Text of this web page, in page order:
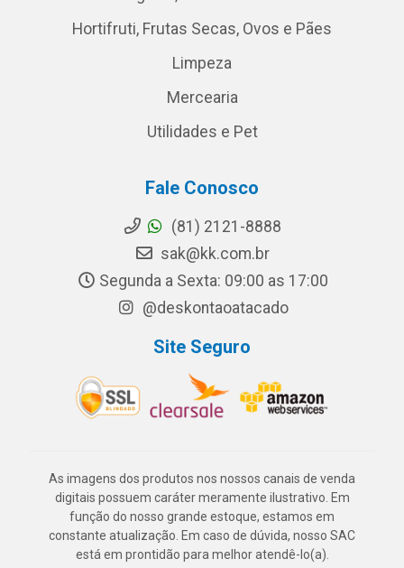
Hortifruti, Frutas Secas, Ovos e Pães
Limpeza
Mercearia
Utilidades e Pet
Fale Conosco
(81) 2121-8888
sak@kk.com.br
Segunda a Sexta: 09:00 as 17:00
@deskontaoatacado
Site Seguro
As imagens dos produtos nos nossos canais de venda
digitais possuem caráter meramente ilustrativo. Em
função do nosso grande estoque, estamos em
constante atualização. Em caso de dúvida, nosso SAC
está em prontidão para melhor atendê-lo(a).